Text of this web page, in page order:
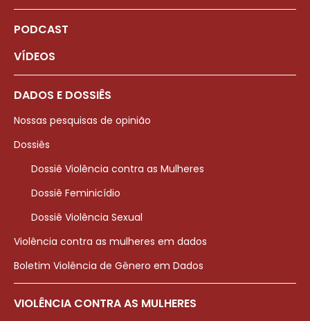
PODCAST
VÍDEOS
DADOS E DOSSIÊS
Nossas pesquisas de opinião
Dossiês
Dossiê Violência contra as Mulheres
Dossiê Feminicídio
Dossiê Violência Sexual
Violência contra as mulheres em dados
Boletim Violência de Gênero em Dados
VIOLÊNCIA CONTRA AS MULHERES